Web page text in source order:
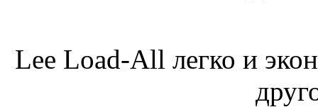
Lee Load-All легко и